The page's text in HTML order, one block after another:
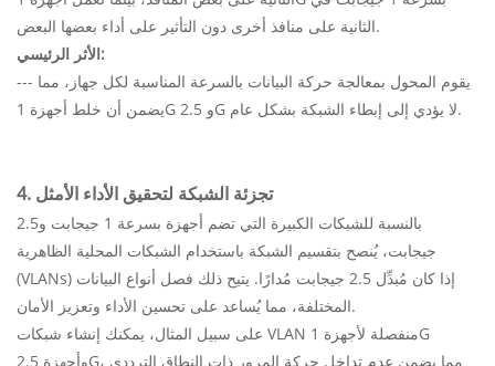
الثانية على منافذ أخرى دون التأثير على أداء بعضها البعض.
الأثر الرئيسي:
--- يقوم المحول بمعالجة حركة البيانات بالسرعة المناسبة لكل جهاز، مما
يضمن أن خلط أجهزة 1G و 2.5G لا يؤدي إلى إبطاء الشبكة بشكل عام.
4. تجزئة الشبكة لتحقيق الأداء الأمثل
بالنسبة للشبكات الكبيرة التي تضم أجهزة بسرعة 1 جيجابت و2.5
جيجابت، يُنصح بتقسيم الشبكة باستخدام الشبكات المحلية الظاهرية
(VLANs) إذا كان مُبدِّل 2.5 جيجابت مُدارًا. يتيح ذلك فصل أنواع البيانات
المختلفة، مما يُساعد على تحسين الأداء وتعزيز الأمان.
على سبيل المثال، يمكنك إنشاء شبكات VLAN منفصلة لأجهزة 1G
وأجهزة 2.5G، مما يضمن عدم تداخل حركة المرور ذات النطاق الترددي